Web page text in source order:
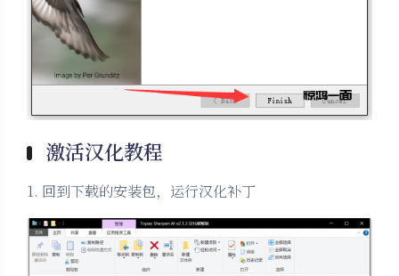
激活汉化教程
1. 回到下载的安装包，运行汉化补丁